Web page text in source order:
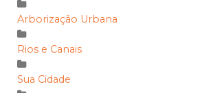
Arborização Urbana
Rios e Canais
Sua Cidade